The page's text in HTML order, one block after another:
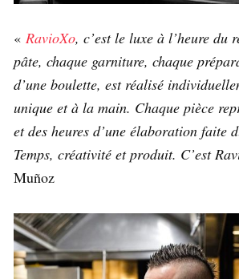
« RavioXo, c’est le luxe à l’heure du
pâte, chaque garniture, chaque
d’une boulette, est réalisé
unique et à la main. Chaque pièce
et des heures d’une élaboration faite
Temps, créativité et produit. C’est
Muñoz